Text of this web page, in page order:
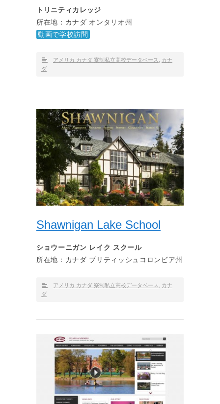
トリニティカレッジ
所在地：カナダ オンタリオ州
動画で学校訪問
アメリカ カナダ 寮制私立高校データベース
カナ
ダ
Shawnigan Lake School
ショウーニガン レイク スクール
所在地：カナダ ブリティッシュコロンビア州
アメリカ カナダ 寮制私立高校データベース
カナ
ダ